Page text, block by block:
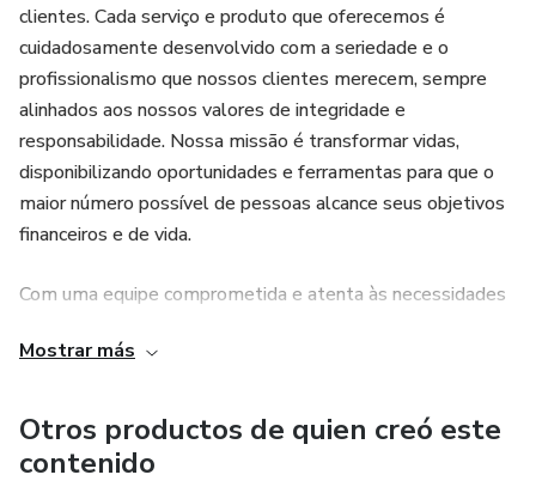
clientes. Cada serviço e produto que oferecemos é
cuidadosamente desenvolvido com a seriedade e o
profissionalismo que nossos clientes merecem, sempre
alinhados aos nossos valores de integridade e
responsabilidade. Nossa missão é transformar vidas,
disponibilizando oportunidades e ferramentas para que o
maior número possível de pessoas alcance seus objetivos
financeiros e de vida.
Com uma equipe comprometida e atenta às necessidades
expectativas, mas também construir um relacionamento
dedicação e uma visão clara, é possível fazer a diferença.
Mostrar más
Otros productos de quien creó este
contenido